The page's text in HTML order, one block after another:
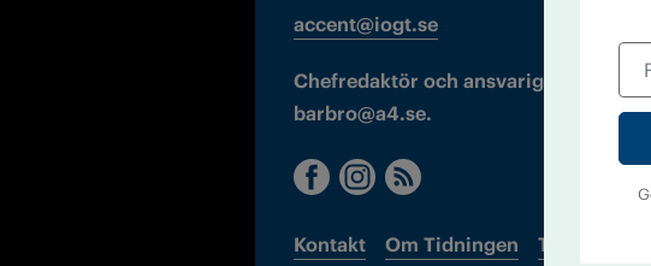
accent@iogt.se
Chefredaktör och ansvarig utgivare:
barbro@a4.se.
Kontakt Om Tidningen